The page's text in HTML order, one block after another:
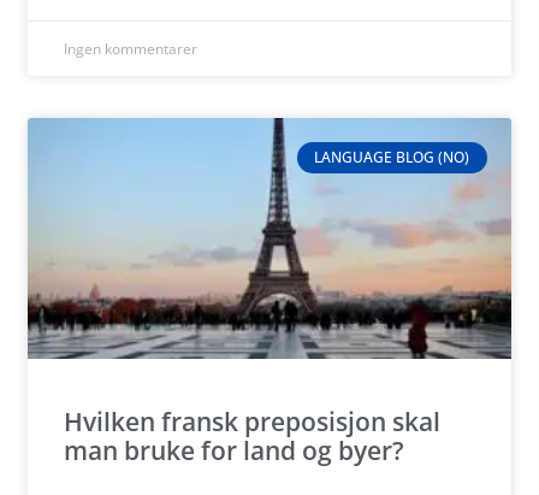
Ingen kommentarer
LANGUAGE BLOG (NO)
Hvilken fransk preposisjon skal
man bruke for land og byer?